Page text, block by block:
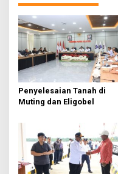
Penyelesaian Tanah di
Muting dan Eligobel